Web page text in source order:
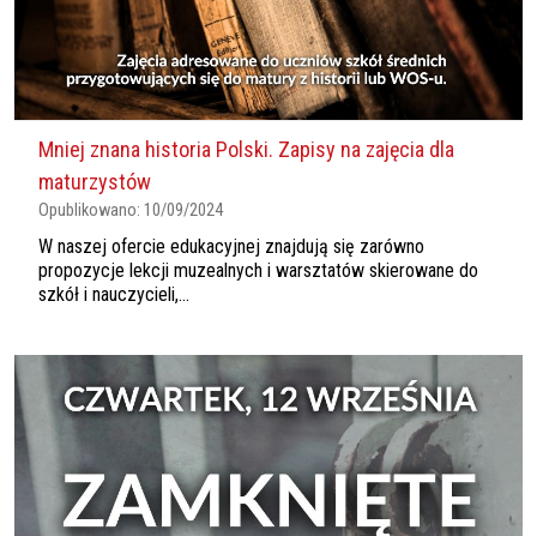
Mniej znana historia Polski. Zapisy na zajęcia dla
maturzystów
Opublikowano: 10/09/2024
W naszej ofercie edukacyjnej znajdują się zarówno
propozycje lekcji muzealnych i warsztatów skierowane do
szkół i nauczycieli,...